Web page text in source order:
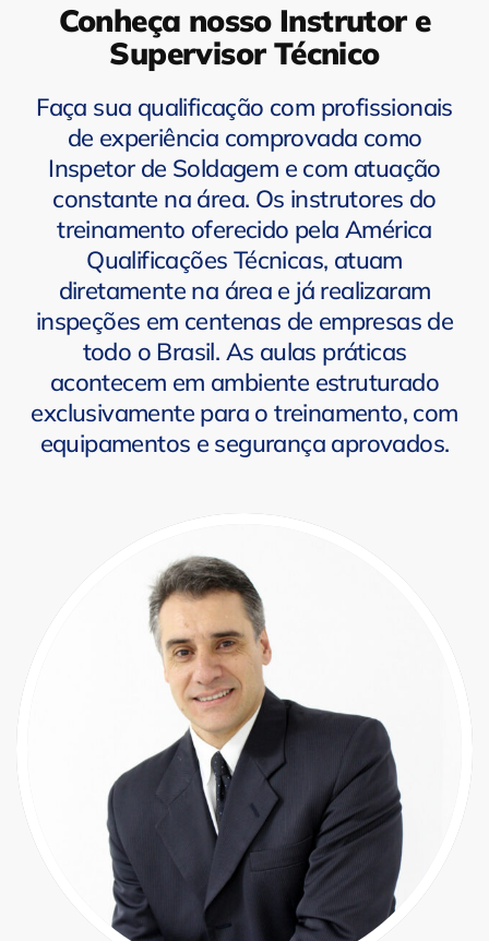
Conheça nosso Instrutor e
Supervisor Técnico
Faça sua qualificação com profissionais
de experiência comprovada como
Inspetor de Soldagem e com atuação
constante na área. Os instrutores do
treinamento oferecido pela América
Qualificações Técnicas, atuam
diretamente na área e já realizaram
inspeções em centenas de empresas de
todo o Brasil. As aulas práticas
acontecem em ambiente estruturado
exclusivamente para o treinamento, com
equipamentos e segurança aprovados.